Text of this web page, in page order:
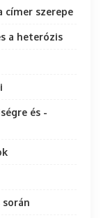
címer szerepe
a heterózis
és -
során